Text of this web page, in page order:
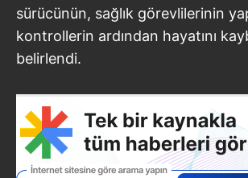
sürücünün, sağlık görevlilerinin
kontrollerin ardından hayatını
belirlendi.